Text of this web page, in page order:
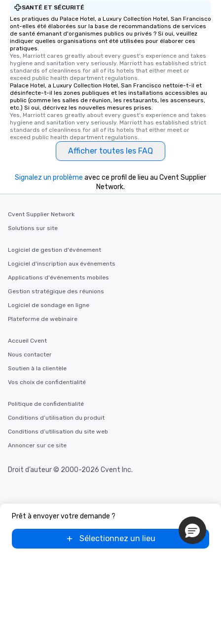
SANTÉ ET SÉCURITÉ
Les pratiques du Palace Hotel, a Luxury Collection Hotel, San Francisco
ont-elles été élaborées sur la base de recommandations de services
de santé émanant d'organismes publics ou privés ? Si oui, veuillez
indiquer quelles organisations ont été utilisées pour élaborer ces
pratiques.
Yes, Marriott cares greatly about every guest's experience and takes
hygiene and sanitation very seriously. Marriott has established strict
standards of cleanliness for all of its hotels that either meet or
exceed public health department regulations.
Palace Hotel, a Luxury Collection Hotel, San Francisco nettoie-t-il et
désinfecte-t-il les zones publiques et les installations accessibles au
public (comme les salles de réunion, les restaurants, les ascenseurs,
etc.) Si oui, décrivez les nouvelles mesures prises.
Yes, Marriott cares greatly about every guest's experience and takes
hygiene and sanitation very seriously. Marriott has established strict
standards of cleanliness for all of its hotels that either meet or
exceed public health department regulations.
Afficher toutes les FAQ
Prêt à envoyer votre demande ?
Sélectionnez un lieu
Signalez un problème avec ce profil de lieu au Cvent Supplier
Network.
Cvent Supplier Network
Solutions sur site
Logiciel de gestion d'événement
Logiciel d'inscription aux événements
Applications d'événements mobiles
Gestion stratégique des réunions
Logiciel de sondage en ligne
Plateforme de webinaire
Accueil Cvent
Nous contacter
Soutien à la clientèle
Vos choix de confidentialité
Politique de confidentialité
Conditions d’utilisation du produit
Conditions d’utilisation du site web
Annoncer sur ce site
Droit d’auteur © 2000-2026 Cvent Inc.